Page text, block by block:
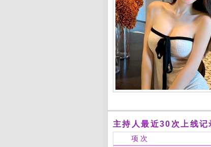
主持人最近30次上线记
项 次